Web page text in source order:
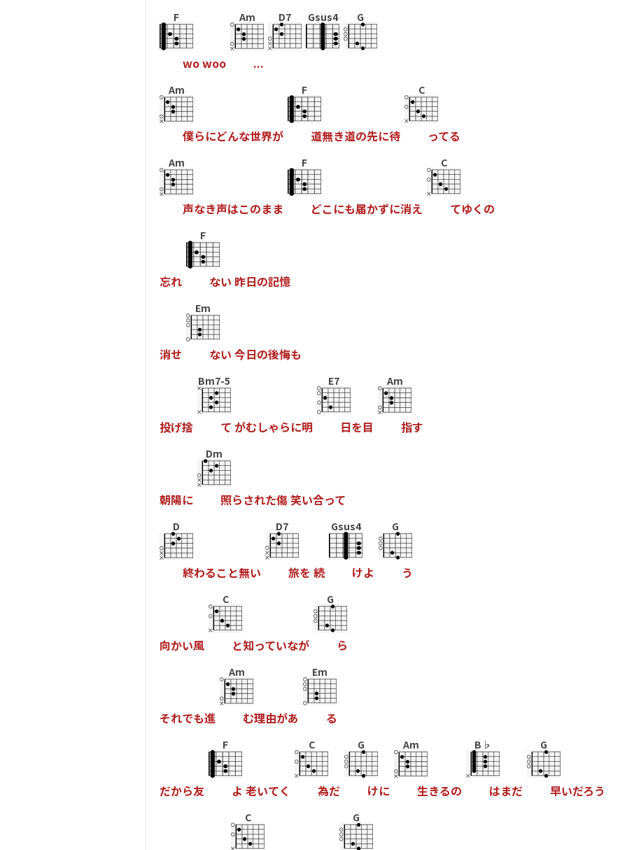
F
wowoo
Am
...
D7 Gsus4 G
Am
僕らにどんな世界が
F
道無き道の先に待
C
ってる
Am
声なき声はこのまま
F
どこ にも届かずに消え
C
てゆく の
忘れ
F
ない 昨日の記憶
消せ
Em
ない 今日の後悔も
投げ捨
Bm7-5
て がむしゃらに明
E7
日を目
Am
指す
朝陽に
Dm
照らされた傷笑い合って
D
終わるこ と無い
D7
旅を 続
Gsus4
けよ
G
う
向かい風
C
と知っていなが
G
ら
それでも進
Am
む理由があ
Em
る
だから友
F
よ 老いてく
C
為だ
G
けに
Am
生きるの
B♭
はまだ
G
早いだろう
C G